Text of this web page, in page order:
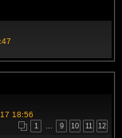
18:56
1 … 9 10 11 12